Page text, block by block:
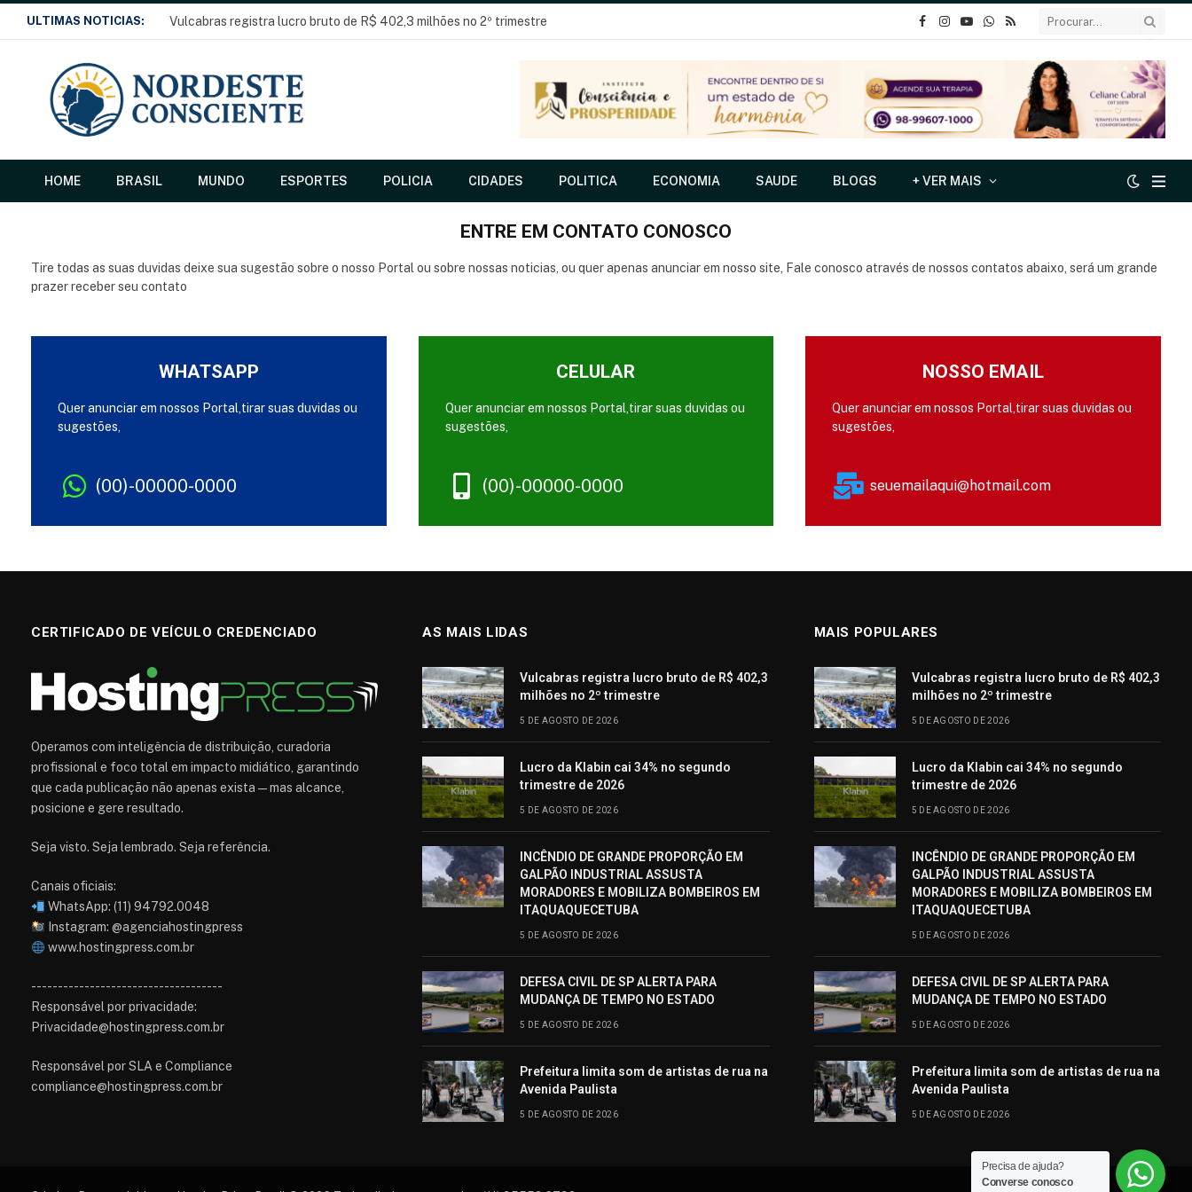
ULTIMAS NOTICIAS: Vulcabras registra lucro bruto de R$ 402,3 milhões no 2º trimestre
o
Instagram
YouTube
Whatsapp
RSS
HOME BRASIL MUNDO ESPORTES POLICIA CIDADES POLITICA ECONOMIA SAUDE BLOGS + VER MAIS
ENTRE EM CONTATO CONOSCO
Tire todas as suas duvidas deixe sua sugestão sobre o nosso Portal ou sobre nossas noticias, ou quer apenas anunciar em nosso site, Fale conosco através de nossos contatos abaixo, será um grande
prazer receber seu contato
WHATSAPP
Quer anunciar em nossos Portal,tirar suas duvidas ou
sugestões,
(00)-00000-0000
CELULAR
Quer anunciar em nossos Portal,tirar suas duvidas ou
sugestões,
(00)-00000-0000
NOSSO EMAIL
Quer anunciar em nossos Portal,tirar suas duvidas ou
sugestões,
seuemailaqui@hotmail.com
CERTIFICADO DE VEÍCULO CREDENCIADO
Operamos com inteligência de distribuição, curadoria
profissional e foco total em impacto midiático, garantindo
que cada publicação não apenas exista — mas alcance,
posicione e gere resultado.
Seja visto. Seja lembrado. Seja referência.
Canais oficiais:
WhatsApp: (11) 94792.0048
Instagram: @agenciahostingpress
www.hostingpress.com.br⁠
------------------------------------
Responsável por privacidade:
Privacidade@hostingpress.com.br
Responsável por SLA e Compliance
compliance@hostingpress.com.br
AS MAIS LIDAS
Vulcabras registra lucro bruto de R$ 402,3
milhões no 2º trimestre
5 DE AGOSTO DE 2026
Lucro da Klabin cai 34% no segundo
trimestre de 2026
5 DE AGOSTO DE 2026
INCÊNDIO DE GRANDE PROPORÇÃO EM
GALPÃO INDUSTRIAL ASSUSTA
MORADORES E MOBILIZA BOMBEIROS EM
ITAQUAQUECETUBA
5 DE AGOSTO DE 2026
DEFESA CIVIL DE SP ALERTA PARA
MUDANÇA DE TEMPO NO ESTADO
5 DE AGOSTO DE 2026
Prefeitura limita som de artistas de rua na
Avenida Paulista
5 DE AGOSTO DE 2026
MAIS POPULARES
Vulcabras registra lucro bruto de R$ 402,3
milhões no 2º trimestre
5 DE AGOSTO DE 2026
Lucro da Klabin cai 34% no segundo
trimestre de 2026
5 DE AGOSTO DE 2026
INCÊNDIO DE GRANDE PROPORÇÃO EM
GALPÃO INDUSTRIAL ASSUSTA
MORADORES E MOBILIZA BOMBEIROS EM
ITAQUAQUECETUBA
5 DE AGOSTO DE 2026
DEFESA CIVIL DE SP ALERTA PARA
MUDANÇA DE TEMPO NO ESTADO
5 DE AGOSTO DE 2026
Prefeitura limita som de artistas de rua na
Avenida Paulista
5 DE AGOSTO DE 2026
Precisa de ajuda?
Converse conosco